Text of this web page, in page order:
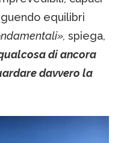
equilibri
spiega,
di ancora
davvero la